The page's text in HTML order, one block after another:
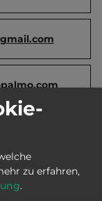
zu erfahren,
.